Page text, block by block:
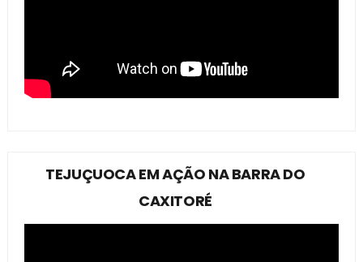
TEJUÇUOCA EM AÇÃO NA BARRA DO
CAXITORÉ